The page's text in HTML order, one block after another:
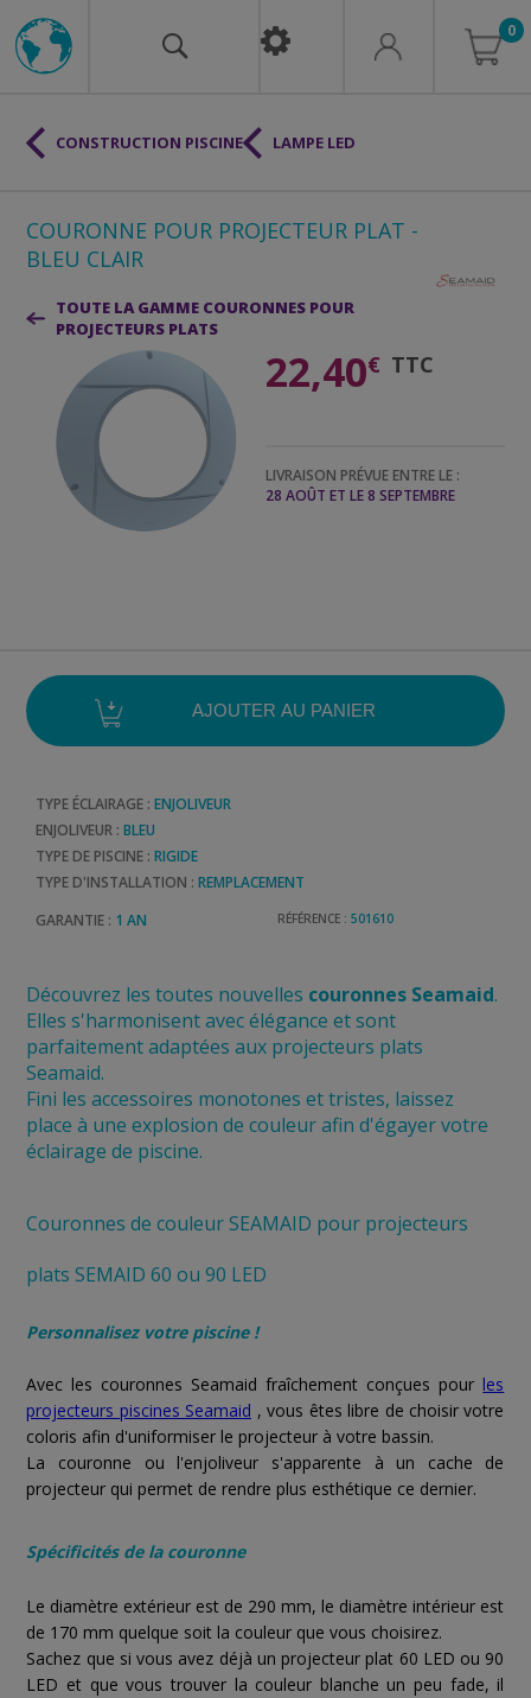
0
COURONNE POUR PROJECTEUR PLAT -
BLEU CLAIR
TOUTE LA GAMME COURONNES POUR
PROJECTEURS PLATS
22,40€ TTC
LIVRAISON PRÉVUE ENTRE LE :
28 AOÛT ET LE 8 SEPTEMBRE
TYPE ÉCLAIRAGE : ENJOLIVEUR
ENJOLIVEUR : BLEU
TYPE DE PISCINE : RIGIDE
TYPE D'INSTALLATION : REMPLACEMENT
GARANTIE : 1 AN RÉFÉRENCE : 501610
Découvrez les toutes nouvelles couronnes Seamaid.
Elles s'harmonisent avec élégance et sont
parfaitement adaptées aux projecteurs plats
Seamaid.
Fini les accessoires monotones et tristes, laissez
place à une explosion de couleur afin d'égayer votre
éclairage de piscine.
Couronnes de couleur SEAMAID pour projecteurs
plats SEMAID 60 ou 90 LED
Personnalisez votre piscine !
Avec les couronnes Seamaid fraîchement conçues pour les
projecteurs piscines Seamaid , vous êtes libre de choisir votre
coloris afin d'uniformiser le projecteur à votre bassin.
La couronne ou l'enjoliveur s'apparente à un cache de
projecteur qui permet de rendre plus esthétique ce dernier.
Spécificités de la couronne
Le diamètre extérieur est de 290 mm, le diamètre intérieur est
de 170 mm quelque soit la couleur que vous choisirez.
Sachez que si vous avez déjà un projecteur plat 60 LED ou 90
LED et que vous trouver la couleur blanche un peu fade, il
CONSTRUCTION PISCINE LAMPE LED